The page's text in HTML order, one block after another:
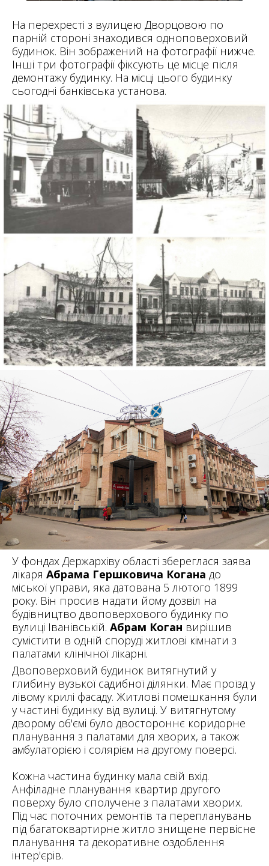
На перехресті з вулицею Дворцовою по
парній стороні знаходився одноповерховий
будинок. Він зображений на фотографії нижче.
Інші три фотографії фіксують це місце після
демонтажу будинку. На місці цього будинку
сьогодні банківська установа.
У фондах Держархіву області збереглася заява
лікаря Абрама Гершковича Когана до
міської управи, яка датована 5 лютого 1899
року. Він просив надати йому дозвіл на
будівництво двоповерхового будинку по
вулиці Іванівській. Абрам Коган вирішив
сумістити в одній споруді житлові кімнати з
палатами клінічної лікарні.
Двоповерховий будинок витягнутий у
глибину вузької садибної ділянки. Має проїзд у
лівому крилі фасаду. Житлові помешкання були
у частині будинку від вулиці. У витягнутому
дворому об'ємі було двостороннє коридорне
планування з палатами для хворих, а також
амбулаторією і солярієм на другому поверсі.
Кожна частина будинку мала свій вхід.
Анфіладне планування квартир другого
поверху було сполучене з палатами хворих.
Під час поточних ремонтів та перепланувань
під багатоквартирне житло знищене первісне
планування та декоративне оздоблення
інтер'єрів.